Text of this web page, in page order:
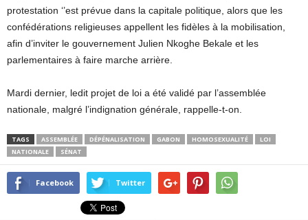
protestation ‘’est prévue dans la capitale politique, alors que les
confédérations religieuses appellent les fidèles à la mobilisation,
afin d’inviter le gouvernement Julien Nkoghe Bekale et les
parlementaires à faire marche arrière.
Mardi dernier, ledit projet de loi a été validé par l’assemblée
nationale, malgré l’indignation générale, rappelle-t-on.
TAGS ASSEMBLÉE DÉPÉNALISATION GABON HOMOSEXUALITÉ
LOI
NATIONALE
SÉNAT
Facebook Twitter